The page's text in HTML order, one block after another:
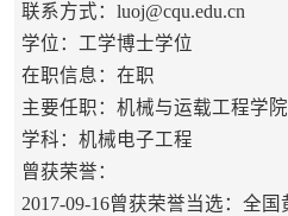
联系方式：luoj@cqu.edu.cn
学位：工学博士学位
在职信息：在职
主要任职：机械与运载工程学
学科：机械电子工程
曾获荣誉：
2017-09-16曾获荣誉当选：全